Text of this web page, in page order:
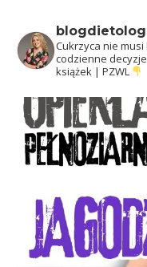
blogdietolog
Cukrzyca nie musi
codzienne decyzje
książek | PZWL